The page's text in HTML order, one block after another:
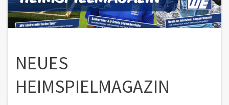
NEUES
HEIMSPIELMAGAZIN